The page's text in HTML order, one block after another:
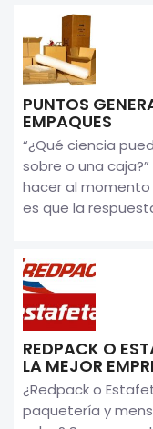
PUNTOS
EMPAQUES
“¿Qué ciencia
sobre o una
hacer al
es que la
REDPACK O
LA MEJOR
¿Redpack o
paquetería y